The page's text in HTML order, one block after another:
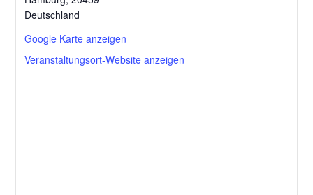
Deutschland
Google Karte anzeigen
Veranstaltungsort-Website anzeigen